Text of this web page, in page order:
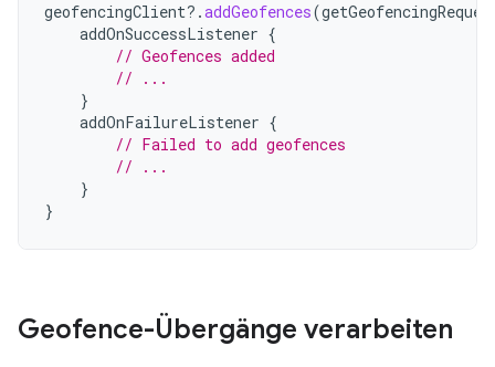
geofencingClient?.addGeofences(
addOnSuccessListener {
// Geofences added
// ...
}
addOnFailureListener {
// Failed to add geofences
// ...
}
}
Geofence-Übergänge verarbeiten